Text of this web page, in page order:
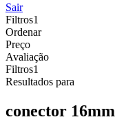
Sair
Filtros1
Ordenar
Preço
Avaliação
Filtros1
Resultados para
conector 16mm